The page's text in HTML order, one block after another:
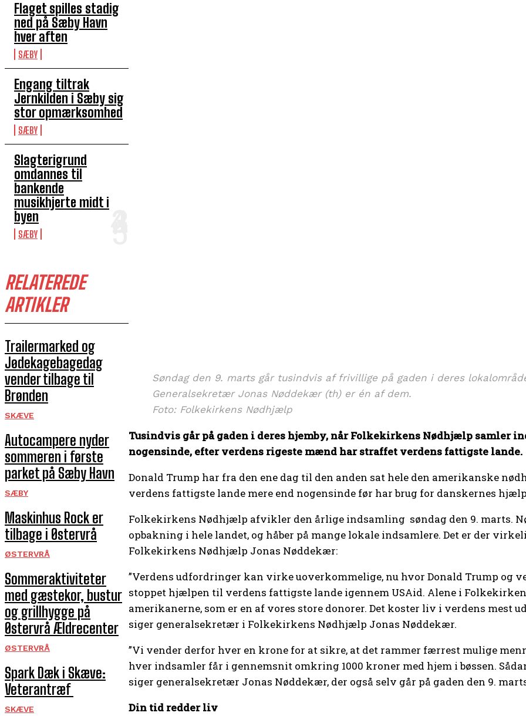
Flaget spilles stadig
ned på Sæby Havn
hver aften
SÆBY
Engang tiltrak
Jernkilden i Sæby sig
stor opmærksomhed
SÆBY
Slagterigrund
omdannes til
bankende
musikhjerte midt i
byen
SÆBY
RELATEREDE
ARTIKLER
Trailermarked og
Jødekagebagedag
vender tilbage til
Brønden
SKÆVE
Autocampere nyder
sommeren i første
parket på Sæby Havn
SÆBY
Maskinhus Rock er
tilbage i Østervrå
ØSTERVRÅ
Sommeraktiviteter
med gæstekor, bustur
og grillhygge på
Østervrå Ældrecenter
ØSTERVRÅ
Spark Dæk i Skæve:
Veterantræf
SKÆVE
Søndag den 9. marts går tusindvis af frivillige på gaden i deres
Generalsekretær Jonas Nøddekær (th) er én af dem.
Foto: Folkekirkens Nødhjælp
Tusindvis går på gaden i deres hjemby, når Folkekirkens Nødhjælp samler
nogensinde, efter verdens rigeste mænd har straffet verdens fattigste lande.
Donald Trump har fra den ene dag til den anden sat hele den amerikanske
verdens fattigste lande mere end nogensinde før har brug for danskernes
Folkekirkens Nødhjælp afvikler den årlige indsamling søndag den 9. marts.
opbakning i hele landet, og håber på mange lokale indsamlere. Det er der
Folkekirkens Nødhjælp Jonas Nøddekær:
”Verdens udfordringer kan virke uoverkommelige, nu hvor Donald Trump og
stoppet hjælpen til verdens fattigste lande igennem USAid. Alene i
amerikanerne, som er en af vores store donorer. Det koster liv i verdens mest
siger generalsekretær i Folkekirkens Nødhjælp Jonas Nøddekær.
”Vi vender derfor hver en krone for at sikre, at det rammer færrest mulige
hver indsamler får i gennemsnit omkring 1000 kroner med hjem i bøssen.
siger generalsekretær Jonas Nøddekær, der også selv går på gaden den 9.
Din tid redder liv